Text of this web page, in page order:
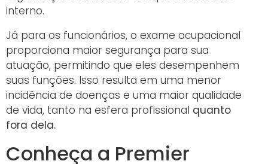
interno.
Já para os funcionários, o exame ocupacional
proporciona maior segurança para sua
atuação, permitindo que eles desempenhem
suas funções. Isso resulta em uma menor
incidência de doenças e uma maior qualidade
de vida, tanto na esfera profissional quanto
fora dela.
Conheça a Premier